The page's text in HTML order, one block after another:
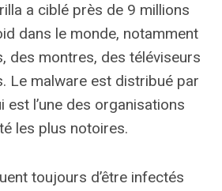
a ciblé près de 9 millions
dans le monde, notamment
des montres, des téléviseurs
Le malware est distribué par
est l’une des organisations
les plus notoires.
toujours d’être infectés